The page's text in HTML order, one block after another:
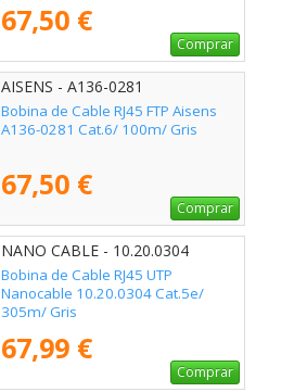
67,50 €
Comprar
AISENS - A136-0281
Bobina de Cable RJ45 FTP Aisens
A136-0281 Cat.6/ 100m/ Gris
67,50 €
Comprar
NANO CABLE - 10.20.0304
Bobina de Cable RJ45 UTP
Nanocable 10.20.0304 Cat.5e/
305m/ Gris
67,99 €
Comprar